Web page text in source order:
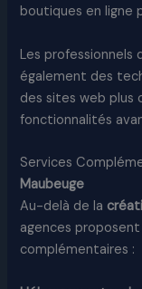
boutiques en ligne
Les
également des
des sites web plus
fonctionnalités
Services
Maubeuge
Au-delà de la
agences
complémentaires :​